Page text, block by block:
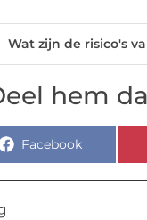
Wat zijn de risico's
hem
Facebook